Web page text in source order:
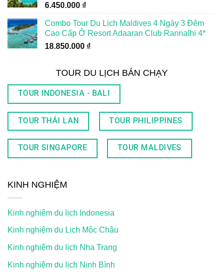
6.450.000 ₫
Combo Tour Du Lịch Maldives 4 Ngày 3 Đêm
Cao Cấp Ở Resort Adaaran Club Rannalhi 4*
18.850.000 ₫
TOUR DU LỊCH BÁN CHẠY
TOUR INDONESIA - BALI
TOUR THÁI LAN TOUR PHILIPPINES
TOUR SINGAPORE TOUR MALDIVES
KINH NGHIỆM
Kinh nghiệm du lịch Indonesia
Kinh nghiệm du Lịch Mộc Châu
Kinh nghiệm du lịch Nha Trang
Kinh nghiệm du lịch Ninh Bình